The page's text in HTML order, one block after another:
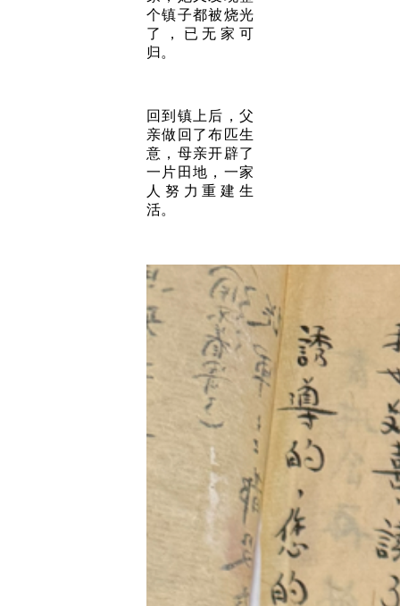
个镇子都被烧光
了，已无家可
归。
回到镇上后，父
亲做回了布匹生
意，母亲开辟了
一片田地，一家
人努力重建生
活。